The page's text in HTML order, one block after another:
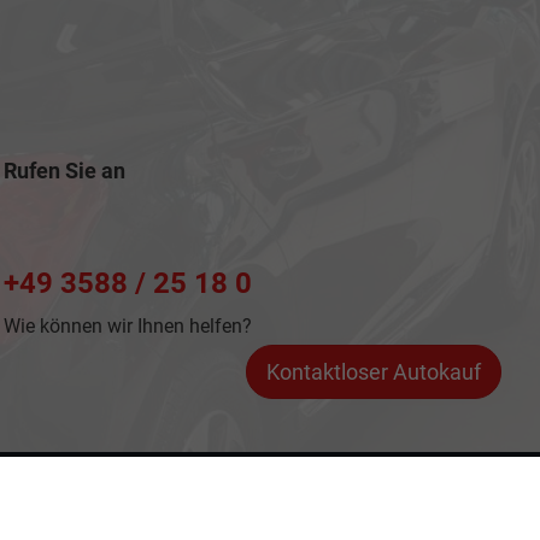
Kontaktloser Autokauf
Rufen Sie an
+49 3588 / 25 18 0
Wie können wir Ihnen helfen?